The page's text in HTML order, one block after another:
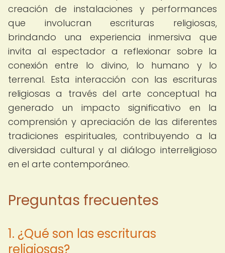
creación de instalaciones y performances
que involucran escrituras religiosas,
brindando una experiencia inmersiva que
invita al espectador a reflexionar sobre la
conexión entre lo divino, lo humano y lo
terrenal. Esta interacción con las escrituras
religiosas a través del arte conceptual ha
generado un impacto significativo en la
comprensión y apreciación de las diferentes
tradiciones espirituales, contribuyendo a la
diversidad cultural y al diálogo interreligioso
en el arte contemporáneo.
Preguntas frecuentes
1. ¿Qué son las escrituras
religiosas?